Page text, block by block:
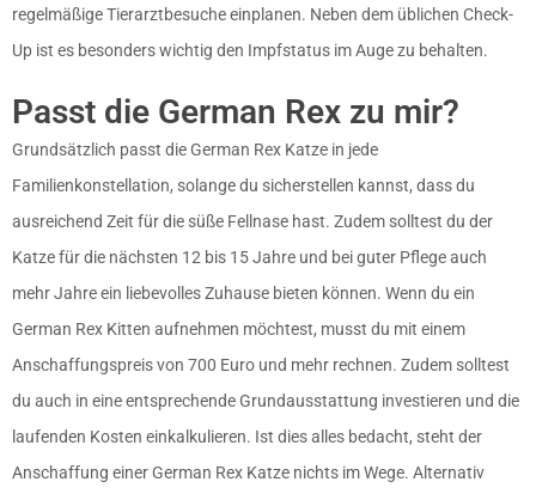
regelmäßige Tierarztbesuche einplanen. Neben dem üblichen Check-
Up ist es besonders wichtig den Impfstatus im Auge zu behalten.
Passt die German Rex zu mir?
Grundsätzlich passt die German Rex Katze in jede
Familienkonstellation, solange du sicherstellen kannst, dass du
ausreichend Zeit für die süße Fellnase hast. Zudem solltest du der
Katze für die nächsten 12 bis 15 Jahre und bei guter Pflege auch
mehr Jahre ein liebevolles Zuhause bieten können. Wenn du ein
German Rex Kitten aufnehmen möchtest, musst du mit einem
Anschaffungspreis von 700 Euro und mehr rechnen. Zudem solltest
du auch in eine entsprechende Grundausstattung investieren und die
laufenden Kosten einkalkulieren. Ist dies alles bedacht, steht der
Anschaffung einer German Rex Katze nichts im Wege. Alternativ